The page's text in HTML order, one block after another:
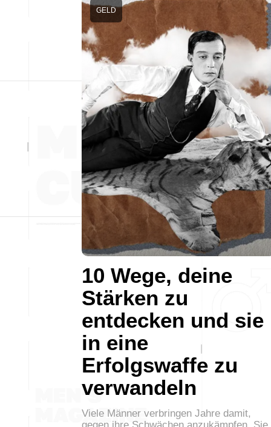
10 Wege, deine
Stärken zu
entdecken und sie
in eine
Erfolgswaffe zu
verwandeln
GELD
Viele Männer verbringen Jahre damit,